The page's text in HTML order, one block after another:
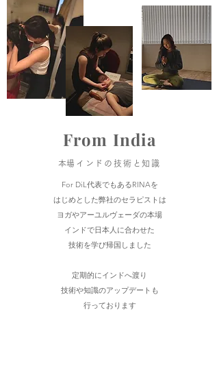
From India
​本場インドの技術と知識
For DiL代表でもあるRINAを
はじめとした弊社のセラピストは
ヨガやアーユルヴェーダの本場
インドで日本人に合わせた
技術を学び帰国しました
定期的にインドへ渡り
技術や知識のアップデートも
行っております